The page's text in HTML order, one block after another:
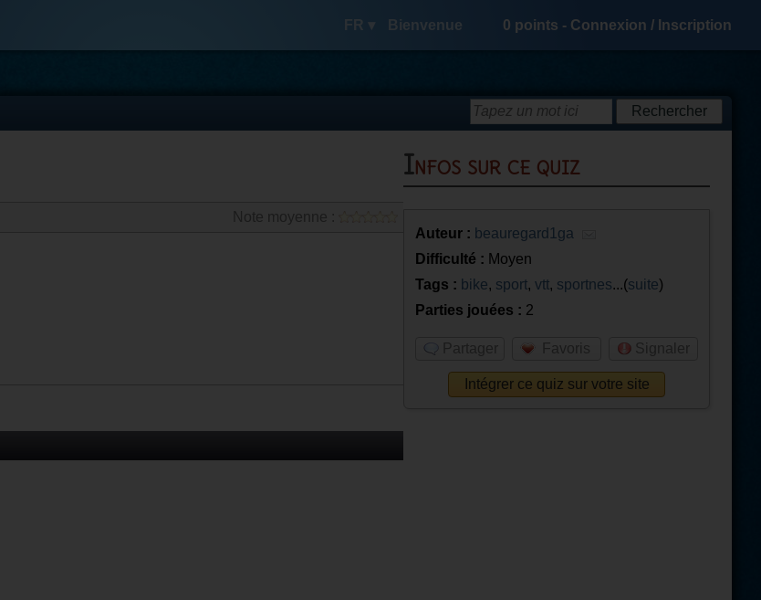
FR ▾ Bienvenue 0 points - Connexion / Inscription
Infos sur ce quiz
Auteur : beauregard1ga
Difficulté : Moyen
Tags : bike, sport, vtt, sportnes...(suite)
Parties jouées : 2
Partager Favoris Signaler
Intégrer ce quiz sur votre site